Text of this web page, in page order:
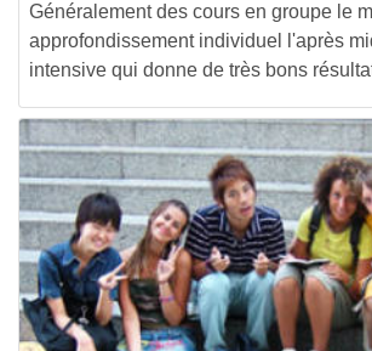
Généralement des cours en groupe le
approfondissement individuel l'après
intensive qui donne de très bons